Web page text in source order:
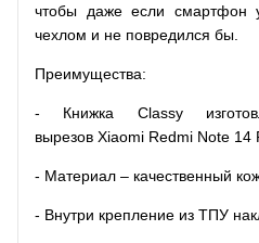
чтобы даже если смартфон
чехлом и не повредился бы.
Преимущества:
- Книжка Classy
вырезов Xiaomi Redmi Note 14
- Материал – качественный
- Внутри крепление из ТПУ